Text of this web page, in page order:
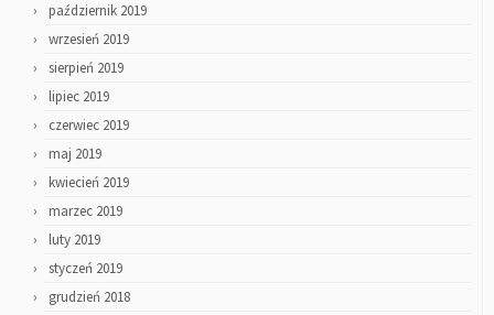
październik 2019
wrzesień 2019
sierpień 2019
lipiec 2019
czerwiec 2019
maj 2019
kwiecień 2019
marzec 2019
luty 2019
styczeń 2019
grudzień 2018